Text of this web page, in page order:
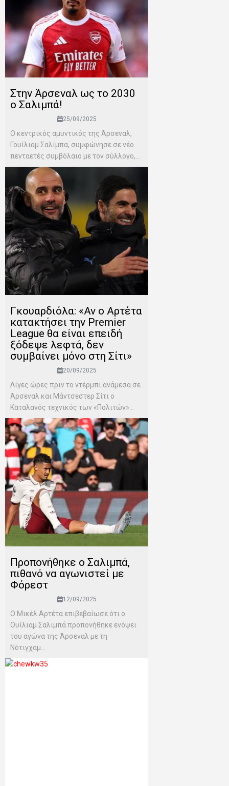
Στην Άρσεναλ ως το 2030
ο Σαλιμπά!
25/09/2025
Ο κεντρικός αμυντικός της Άρσεναλ,
Γουίλιαμ Σαλίμπα, συμφώνησε σε νέο
πενταετές συμβόλαιο με τον σύλλογο,...
Γκουαρδιόλα: «Αν ο Αρτέτα
κατακτήσει την Premier
League θα είναι επειδή
ξόδεψε λεφτά, δεν
συμβαίνει μόνο στη Σίτι»
20/09/2025
Λίγες ώρες πριν το ντέρμπι ανάμεσα σε
Άρσεναλ και Μάντσεστερ Σίτι ο
Καταλανός τεχνικός των «Πολιτών»...
Προπονήθηκε ο Σαλιμπά,
πιθανό να αγωνιστεί με
Φόρεστ
12/09/2025
Ο Μικέλ Αρτέτα επιβεβαίωσε ότι ο
Ουίλιαμ Σαλιμπά προπονήθηκε ενόψει
του αγώνα της Άρσεναλ με τη
Νότιγχαμ...